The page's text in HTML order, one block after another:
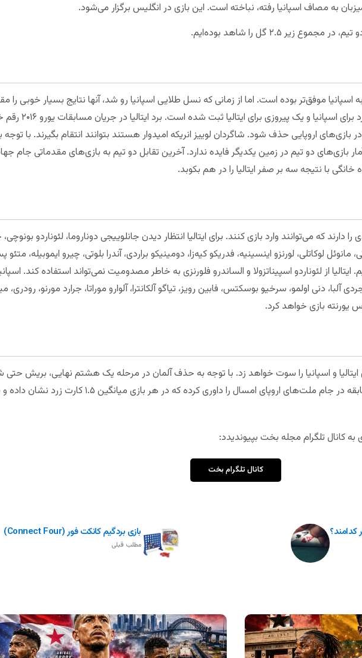
به مصاف اسپانیا رفته، نباخته است. این بازی در انگلیس برگزار می‌شود.
زیر ۲.۵ گل را شاهد بوده‌ایم.
موفق‌تر بوده است. اما از زمانی که نسل طلایی اسپانیا رو شد، آنها نتایج بسیار خوبی را
گرفته‌اند. در شش تقابل آخر دو تیم، دو برد برای
اروپایی حذف شود. شاگردان لوییز انریکه امیدوار هستند بتوانند انتقام بگیرند. با توجه
با نتیجه سه بر صفر ایتالیا را در هم بکوبد.
را دارند که می‌توانند وارد بازی کنند. برای ایتالیا انتظار دیدن جانلوییجی دوناروما، لئوناردو
مانوئل لوکاتلی، لورنزو اینسینیه، فدریکو کیه‌زا، دومینیکو براردی، آندرا بلوتی، چیرو ایموبیله، متئو
از لئوناردو اسپیناتزولا و الساندرو فلورنزی به خاطر مصدومیت نمی‌تواند استفاده کند.
آلبا، دنی اولمو، سرخیو بوسکتس، فابین رویز، تیاگو آلکانترا، آلوارو موراتا، جرارد مورنو، رودری،
یورنته بازی خواهد کرد.
ایتالیا و اسپانیا را سوت خواهد زد. با توجه به حذف آلمان در مرحله یک هشتم نهایی، بریش
قضاوت در فینال را دارد. وی تاکنون ۴ مسابقه در جام ملت‌های اروپای امسال را داوری کرده که در هر
کانال تلگرام مجله بخت بپیوندیدد:
کانال تلگرام بخت
بازی بردگیم کانکت فور (Connect Four)
مطلب قبلی
کدامند؟